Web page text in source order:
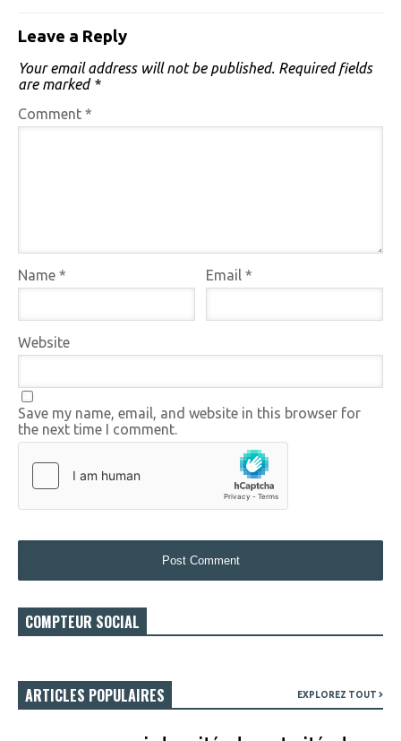
Leave a Reply
Your email address will not be published. Required fields
are marked *
Comment *
Name * Email*
Website
Save my name, email, and website in this browser for
the next time I comment.
COMPTEUR SOCIAL
ARTICLES POPULAIRES EXPLOREZ TOUT